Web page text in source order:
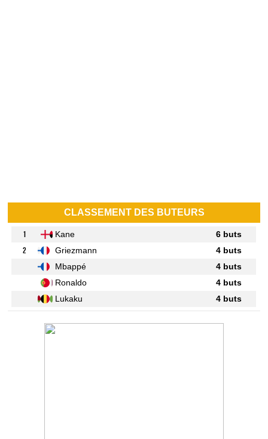
CLASSEMENT DES BUTEURS
1 Kane
6 buts
2
Griezmann
4 buts
Mbappé
4 buts
Ronaldo
4 buts
Lukaku
4 buts